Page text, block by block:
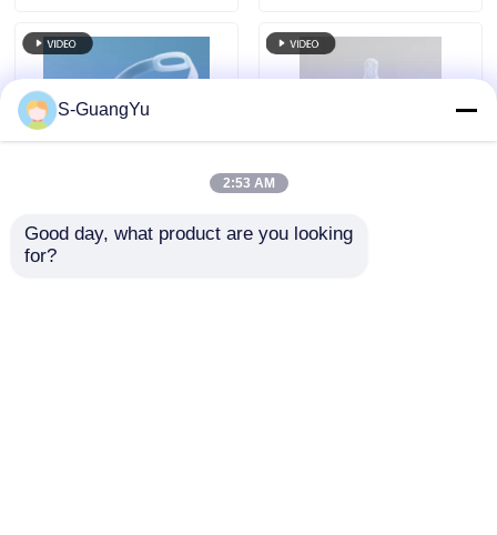
Equipamento de
Máquina vertical da
S-GuangYu
2:53 AM
Good day, what product are you looking
for?